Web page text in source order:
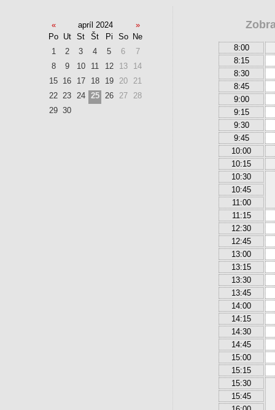
8:00
8:15
8:30
8:45
9:00
9:15
9:30
9:45
10:00
10:15
10:30
10:45
11:00
11:15
12:30
12:45
13:00
13:15
13:30
13:45
14:00
14:15
14:30
14:45
15:00
15:15
15:30
15:45
« apríl 2024
»
Po Ut St Št Pi So
Ne
1
2 3 4 5 6
7
8
9 10 11 12 13
14
15 16 17 18 19 20
21
22 23 24 25 26 27
28
29 30